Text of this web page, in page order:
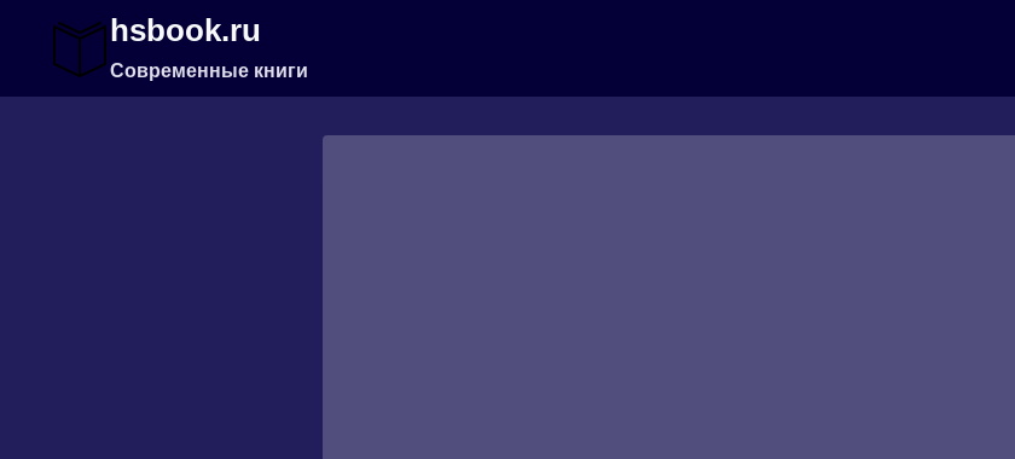
содержимому
hsbook.ru
Современные книги